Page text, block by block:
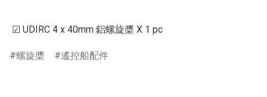
☑ UDIRC 4 x 40mm 鋁螺旋槳 X 1 pc
螺旋槳 遙控船配件